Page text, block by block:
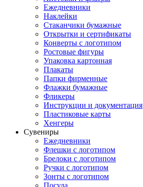
Ежедневники
Наклейки
Стаканчики бумажные
Открытки и сертификаты
Конверты с логотипом
Ростовые фигуры
Упаковка картонная
Плакаты
Папки фирменные
Флажки бумажные
Фликеры
Инструкции и документация
Пластиковые карты
Хенгеры
Сувениры
Ежедневники
Флешки с логотипом
Брелоки с логотипом
Ручки с логотипом
Зонты с логотипом
Посуда